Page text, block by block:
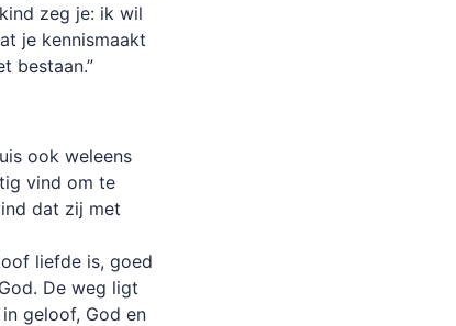
zeg je: ik wil
je kennismaakt
bestaan.”
ook weleens
vind om te
dat zij met
liefde is, goed
De weg ligt
geloof, God en